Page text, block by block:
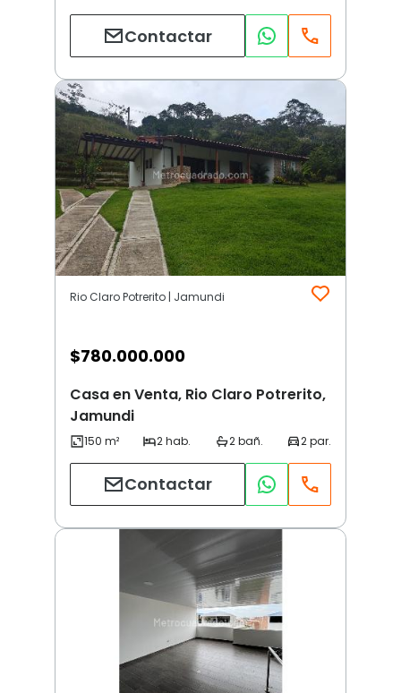
Contactar
Rio Claro Potrerito | Jamundi
$780.000.000
Casa en Venta, Rio Claro Potrerito,
Jamundi
Contactar